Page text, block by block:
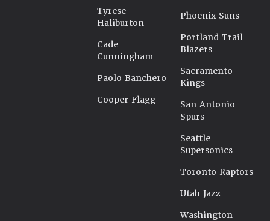
Tyrese
Haliburton
Cade
Cunningham
Paolo Banchero
Cooper Flagg
Phoenix Suns
Portland Trail
Blazers
Sacramento
Kings
San Antonio
Spurs
Seattle
Supersonics
Toronto Raptors
Utah Jazz
Washington